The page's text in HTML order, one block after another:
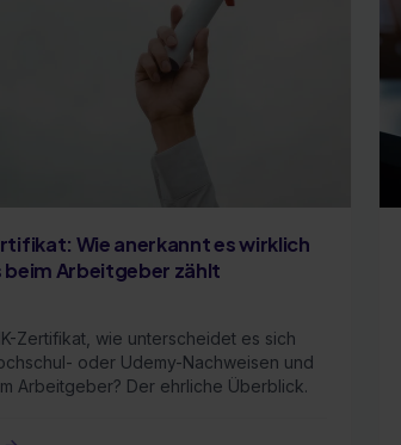
Wie anerkannt es wirklich
beim Arbeitgeber zählt
Zertifikat, wie unterscheidet es sich
oder Udemy-Nachweisen und
Arbeitgeber? Der ehrliche Überblick.